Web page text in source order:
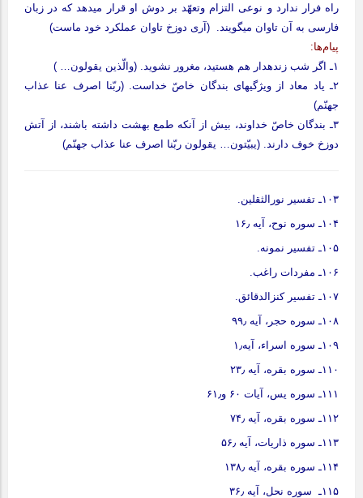
راه فرار ندارد و نوعی التزام وتعهّد بر دوش او قرار می‏دهد که در زبان
فارسی به آن تاوان می‏گویند. (آری دوزخ تاوان عملکرد خود ماست)
پیام‌ها:
۱ـ اگر شب زنده‏دار هم هستید، مغرور نشوید. (والّذین یقولون… )
۲ـ یاد معاد از ویژگی‏های بندگان خاصّ خداست. (ربّنا اصرف عنا عذاب
جهنّم)
۳ـ بندگان خاصّ خداوند، بیش از آنکه طمع بهشت داشته باشند، از آتش
دوزخ خوف دارند. (یبیّتون… یقولون ربّنا اصرف عنا عذاب جهنّم)
۱۰۳ـ تفسیر نورالثقلین.
۱۰۴ـ سوره نوح، آیه ۱۶٫
۱۰۵ـ تفسیر نمونه.
۱۰۶ـ مفردات راغب.
۱۰۷ـ تفسیر کنزالدقائق.
۱۰۸ـ سوره حجر، آیه ۹۹٫
۱۰۹ـ سوره اسراء، آیه۱٫
۱۱۰ـ سوره بقره، آیه ۲۳٫
۱۱۱ـ سوره یس، آیات ۶۰ و۶۱٫
۱۱۲ـ سوره بقره، آیه ۷۴٫
۱۱۳ـ سوره ذاریات، آیه ۵۶٫
۱۱۴ـ سوره بقره، آیه ۱۳۸٫
۱۱۵ـ سوره نحل، آیه ۳۶٫